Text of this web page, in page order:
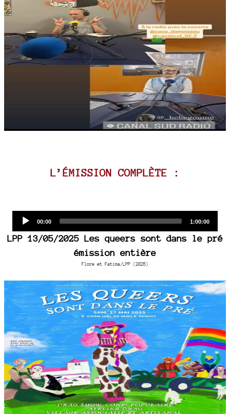
L’ÉMISSION COMPLÈTE :
Audio
Current
00:00
Total
1:00:00
LPP 13/05/2025 Les queers sont dans le pré
émission entière
Flore et Fatima/LPP (2025)